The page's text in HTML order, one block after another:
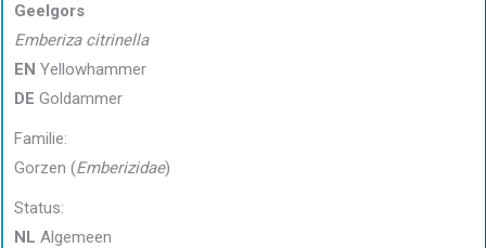
Geelgors
Emberiza citrinella
EN Yellowhammer
DE Goldammer
Familie:
Gorzen (Emberizidae)
Status:
NL Algemeen